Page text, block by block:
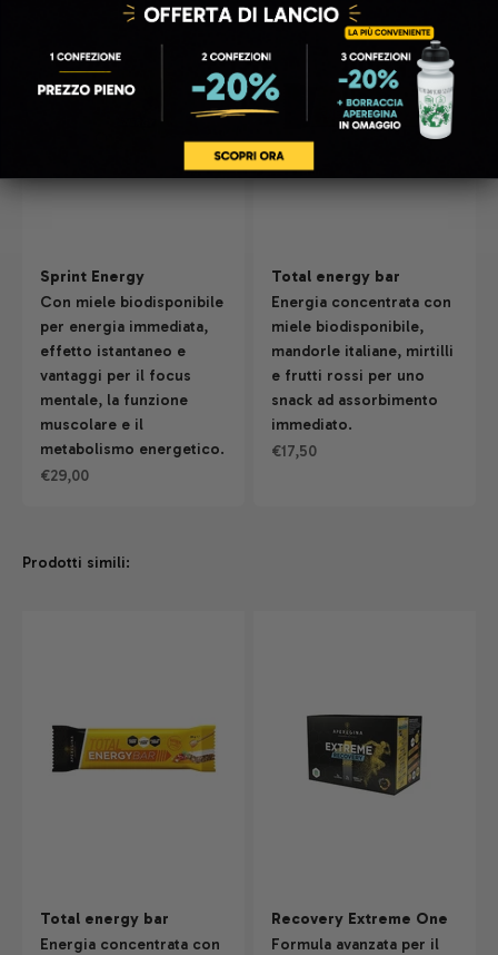
Sprint Energy
Con miele biodisponibile
per energia immediata,
effetto istantaneo e
vantaggi per il focus
mentale, la funzione
muscolare e il
metabolismo energetico.
Prezzo scontato
€29,00
Total energy bar
Energia concentrata con
miele biodisponibile,
mandorle italiane, mirtilli
e frutti rossi per uno
snack ad assorbimento
immediato.
Prezzo scontato
€17,50
Prodotti simili:
Total energy bar
Energia concentrata con
Recovery Extreme One
Formula avanzata per il